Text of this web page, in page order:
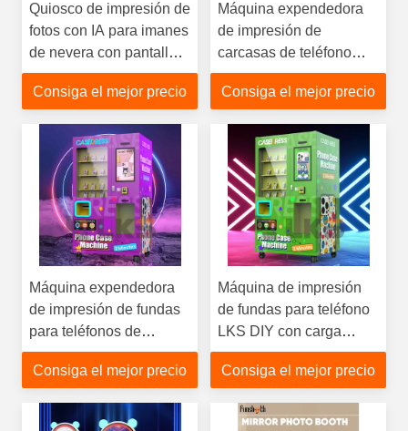
Quiosco de impresión de
fotos con IA para imanes
de nevera con pantalla
de 32 pulgadas y TPV
de pago
Consiga el mejor precio
Máquina expendedora
de impresión de
carcasas de teléfono
personalizadas
instantáneas LKS DIY,
con tarjeta de crédito
Consiga el mejor precio
Máquina expendedora
de impresión de fundas
para teléfonos de
autoservicio LKS
Consiga el mejor precio
Máquina de impresión
de fundas para teléfono
LKS DIY con carga
propia para iPhone
Samsung
Consiga el mejor precio